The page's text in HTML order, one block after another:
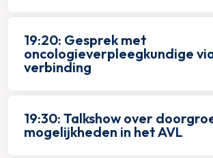
19:20: Gesprek met
oncologieverpleegkundige
verbinding
19:30: Talkshow over
mogelijkheden in het AVL